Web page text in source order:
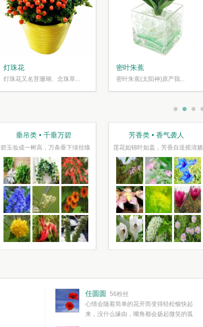
灯珠花
灯珠花又名苔珊瑚、念珠草...
密叶朱蕉
密叶朱蕉(太阳神)原产我...
垂吊类 • 千垂万碧
碧玉妆成一树高，万条垂下绿丝绦
芳香类 • 香气袭人
莲花如锦叶如盖，芳香自送摇清籁
任圆圆
56粉丝
心情会随着简单的花开而变得轻松愉快起
来，没什么缘由，嘴角都会扬起微笑的弧